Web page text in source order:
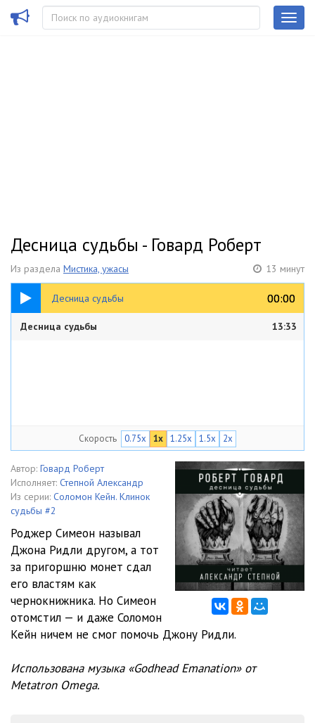
Десница судьбы - Говард Роберт
Из раздела Мистика, ужасы 13 минут
Десница судьбы 00:00
00:00
13:33
Десница судьбы 13:33
Скорость 0.75x 1x 1.25x 1.5x 2x
Автор: Говард Роберт
Исполняет: Степной Александр
Из серии: Соломон Кейн. Клинок
судьбы #2
Роджер Симеон называл
Джона Ридли другом, а тот
за пригоршню монет сдал
его властям как
чернокнижника. Но Симеон
отомстил — и даже Соломон
Кейн ничем не смог помочь Джону Ридли.
Использована музыка «Godhead Emanation» от
Metatron Omega.